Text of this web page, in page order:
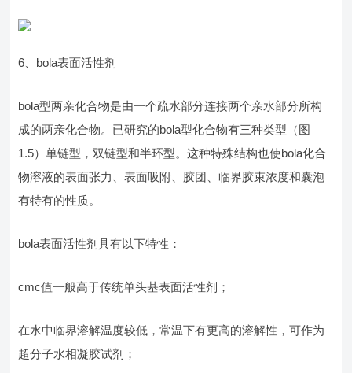
6、bola表面活性剂
bola型两亲化合物是由一个疏水部分连接两个亲水部分所构
成的两亲化合物。已研究的bola型化合物有三种类型（图
1.5）单链型，双链型和半环型。这种特殊结构也使bola化合
物溶液的表面张力、表面吸附、胶团、临界胶束浓度和囊泡
有特有的性质。
bola表面活性剂具有以下特性：
cmc值一般高于传统单头基表面活性剂；
在水中临界溶解温度较低，常温下有更高的溶解性，可作为
超分子水相凝胶试剂；